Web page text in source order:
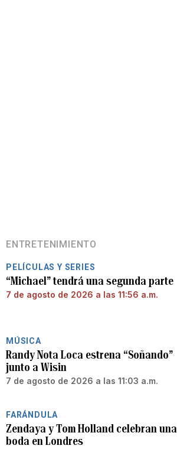
ENTRETENIMIENTO
PELÍCULAS Y SERIES
“Michael” tendrá una segunda parte
7 de agosto de 2026 a las 11:56 a.m.
MÚSICA
Randy Nota Loca estrena “Soñando”
junto a Wisin
7 de agosto de 2026 a las 11:03 a.m.
FARÁNDULA
Zendaya y Tom Holland celebran una
boda en Londres